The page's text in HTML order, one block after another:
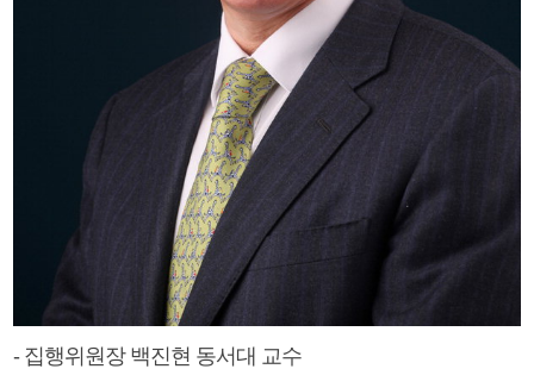
- 집행위원장 백진현 동서대 교수